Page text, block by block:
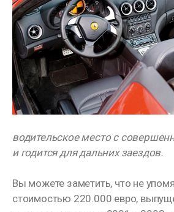
водительское место с
и годится для дальних заездов.
Вы можете заметить, что не
стоимостью 220.000 евро,